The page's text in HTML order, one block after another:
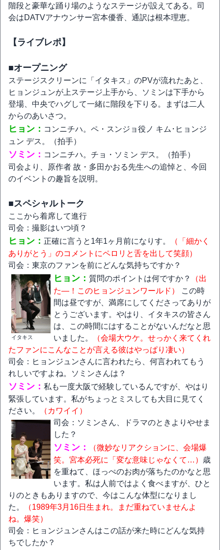
階段と豪華な踊り場のようなステージが設えてある。司
会はDATVアナウンサー宮本優香、通訳は根本理恵。
【ライブレポ】
■オープニング
ステージスクリーンに「イタキス」のPVが流れたあと、
ヒョンジュンが上ステージ上手から、ソミンは下手から
登場、中央でハグして一緒に階段を下りる。まずは二人
からのあいさつ。
ヒョン： コンニチハ。ペ・スンジョ役ノ キム･ヒョンジ
ュン デス。（拍手）
ソミン： コンニチハ。チョ・ソミン デス。（拍手）
司会より、原作者 故・多田かおる先生への追悼と、今回
のイベントの趣旨を説明。
■スペシャルトーク
ここから着席して進行
司会：撮影はいつ頃？
ヒョン： 正確に言うと1年1ヶ月前になりす。
（「細かく
ありがとう」のコメントにペロリと舌を出して笑顔）
司会：東京のファンを前にどんな気持ちですか？
イタキス
ヒョン： 質問のポイントは何ですか？
（出
た―！このヒョンジュンワールド）
この時
間は昼ですが、満席にしてくださってありが
とうございます。やはり、イタキスの皆さん
は、この時間にはすることがないんだなと思
いました。
（会場大ウケ。せっかく来てくれ
たファンにこんなことが言える彼はやっぱり凄い）
司会：ヒョンジュンさんに言われたら、何言われてもう
れしいですよね。ソミンさんは？
ソミン： 私も一度大阪で経験しているんですが、やはり
緊張しています。私がちょっとミスしても大目に見てく
ださい。
（カワイイ）
司会：ソミンさん、ドラマのときよりやせま
した？
ソミン：
（微妙なリアクションに、会場爆
笑。宮本必死に「変な意味じゃなくて…） 歳
を重ねて、ほっぺのお肉が落ちたのかなと思
います。私は人前ではよく食べますが、ひと
りのときもありますので、今はこんな体型になりまし
た。
（1989年3月16日生まれ。まだ重ねていませんよ
ね。爆笑）
司会：ヒョンジュンさんはこの話が来た時にどんな気持
ちでしたか？